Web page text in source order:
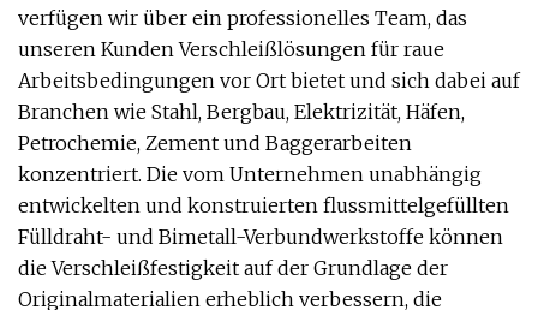
verfügen wir über ein professionelles Team, das
unseren Kunden Verschleißlösungen für raue
Arbeitsbedingungen vor Ort bietet und sich dabei auf
Branchen wie Stahl, Bergbau, Elektrizität, Häfen,
Petrochemie, Zement und Baggerarbeiten
konzentriert. Die vom Unternehmen unabhängig
entwickelten und konstruierten flussmittelgefüllten
Fülldraht- und Bimetall-Verbundwerkstoffe können
die Verschleißfestigkeit auf der Grundlage der
Originalmaterialien erheblich verbessern, die